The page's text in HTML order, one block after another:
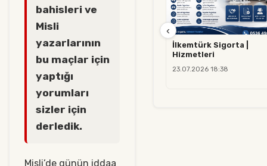
bahisleri ve
Misli
yazarlarının
bu maçlar için
yaptığı
yorumları
sizler için
derledik.
Misli’de günün iddaa
İlkemtürk Sigorta |
Hizmetleri
23.07.2026 18:38
‹